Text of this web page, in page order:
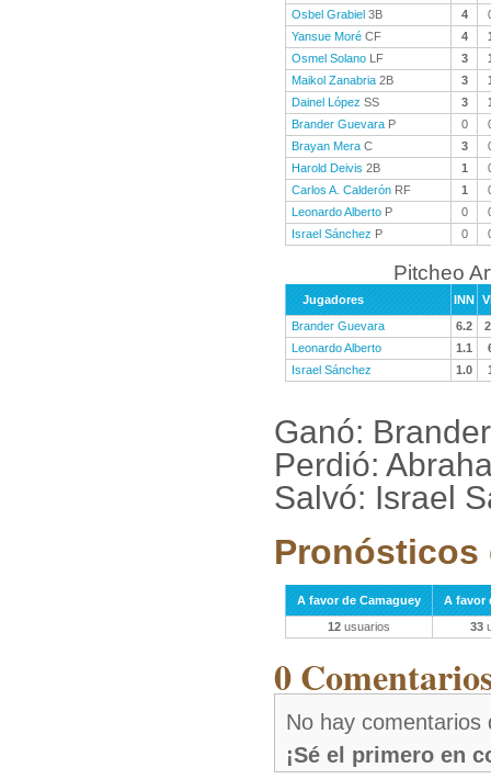
Osbel Grabiel 3B 4
Yansue Moré CF 4
Osmel Solano LF 3
Maikol Zanabria 2B 3
Dainel López SS 3
Brander Guevara P 0
Brayan Mera C 3
Harold Deivis 2B 1
Carlos A. Calderón RF 1
Leonardo Alberto P 0
Israel Sánchez P 0
Pitcheo
Jugadores INN
Brander Guevara
6.2
Leonardo Alberto
1.1
Israel Sánchez
1.0
Ganó:
Perdió:
Salvó: Israel
Pronósticos
A favor de Camaguey
A favor
12 usuarios 33
0
No hay comentarios
¡Sé el primero en